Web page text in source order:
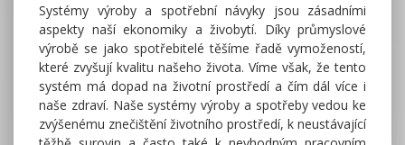
Systémy výroby a spotřební návyky jsou zásadními
aspekty naší ekonomiky a živobytí. Díky průmyslové
výrobě se jako spotřebitelé těšíme řadě vymožeností,
které zvyšují kvalitu našeho života. Víme však, že tento
systém má dopad na životní prostředí a čím dál více i
naše zdraví. Naše systémy výroby a spotřeby vedou ke
zvýšenému znečištění životního prostředí, k neustávající